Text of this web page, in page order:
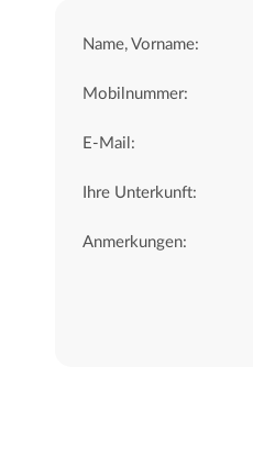
Name, Vorname:
Mobilnummer:
E-Mail:
Ihre Unterkunft:
Anmerkungen: